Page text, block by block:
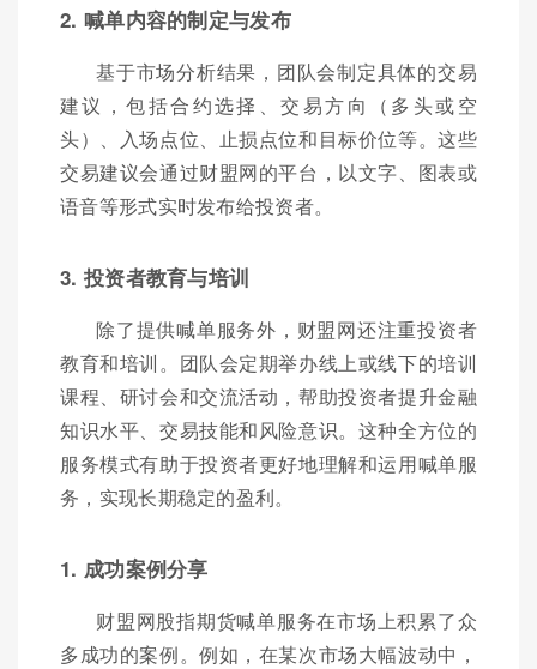
2. 喊单内容的制定与发布
基于市场分析结果，团队会制定具体的交易
建议，包括合约选择、交易方向（多头或空
头）、入场点位、止损点位和目标价位等。这些
交易建议会通过财盟网的平台，以文字、图表或
语音等形式实时发布给投资者。
3. 投资者教育与培训
除了提供喊单服务外，财盟网还注重投资者
教育和培训。团队会定期举办线上或线下的培训
课程、研讨会和交流活动，帮助投资者提升金融
知识水平、交易技能和风险意识。这种全方位的
服务模式有助于投资者更好地理解和运用喊单服
务，实现长期稳定的盈利。
1. 成功案例分享
财盟网股指期货喊单服务在市场上积累了众
多成功的案例。例如，在某次市场大幅波动中，